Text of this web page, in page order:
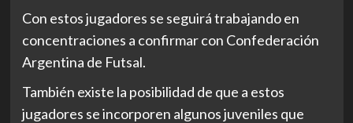
Con estos jugadores se seguirá trabajando en
concentraciones a confirmar con Confederación
Argentina de Futsal.
También existe la posibilidad de que a estos
jugadores se incorporen algunos juveniles que